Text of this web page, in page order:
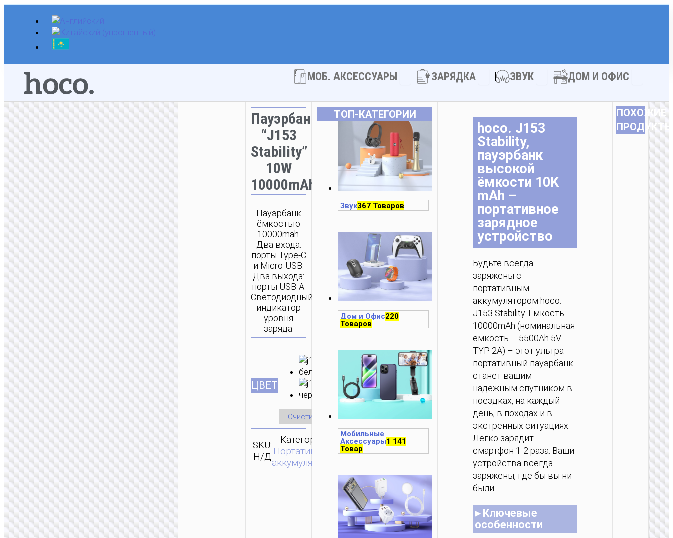
Перейти
содержимому
МОБ. АКСЕССУАРЫ Open МОБ. АКСЕССУАРЫ
ЗАРЯДКА Open ЗАРЯДКА
ЗВУК Open ЗВУКДОМ И ОФИС
Пауэрбанк
“J153
Stability”
10W
10000mAh
Пауэрбанк
ёмкостью
10000mah.
Два входа:
порты Type-C
и Micro-USB.
Два выхода:
порты USB-A.
Светодиодный
индикатор
уровня
заряда.
ЦВЕТ
Очистить
SKU:
Н/Д
Категория:
Портативные
аккумуляторы
ОТПРАВИТЬ
ЗАПРОС
ТОП‑КАТЕГОРИИ
Звук367 Товаров
Дом и Офис220
Товаров
Мобильные
Аксессуары1 141
Товар
hoco. J153
Stability,
пауэрбанк
высокой
ёмкости 10K
mAh –
портативное
зарядное
устройство
Будьте всегда
заряжены с
портативным
аккумулятором hoco.
J153 Stability. Ёмкость
10000mAh (номинальная
ёмкость – 5500Ah 5V
TYP 2A) – этот ультра-
портативный пауэрбанк
станет вашим
надёжным спутником в
поездках, на каждый
день, в походах и в
экстренных ситуациях.
Легко зарядит
смартфон 1-2 раза. Ваши
устройства всегда
заряжены, где бы вы ни
были.
▸ Ключевые
особенности
ПОХОЖИЕ
ПРОДУКТЫ